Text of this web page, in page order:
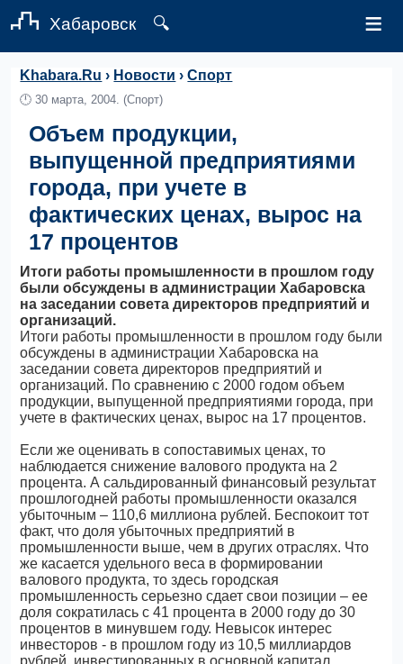
Хабаровск 🔍 ≡
Khabara.Ru › Новости ›Спорт
🕛30 марта, 2004. (Спорт)
Объем продукции,
выпущенной предприятиями
города, при учете в
фактических ценах, вырос на
17 процентов
Итоги работы промышленности в прошлом году
были обсуждены в администрации Хабаровска
на заседании совета директоров предприятий и
организаций.
Итоги работы промышленности в прошлом году были
обсуждены в администрации Хабаровска на
заседании совета директоров предприятий и
организаций. По сравнению с 2000 годом объем
продукции, выпущенной предприятиями города, при
учете в фактических ценах, вырос на 17 процентов.
Если же оценивать в сопоставимых ценах, то
наблюдается снижение валового продукта на 2
процента. А сальдированный финансовый результат
прошлогодней работы промышленности оказался
убыточным – 110,6 миллиона рублей. Беспокоит тот
факт, что доля убыточных предприятий в
промышленности выше, чем в других отраслях. Что
же касается удельного веса в формировании
валового продукта, то здесь городская
промышленность серьезно сдает свои позиции – ее
доля сократилась с 41 процента в 2000 году до 30
процентов в минувшем году. Невысок интерес
инвесторов - в прошлом году из 10,5 миллиардов
рублей, инвестированных в основной капитал